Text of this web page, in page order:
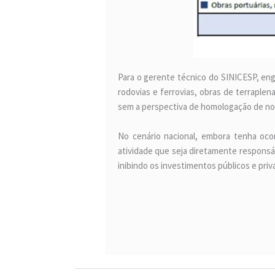
Para o gerente técnico do SINICESP,
rodovias e ferrovias, obras de
sem a perspectiva de homologação de
No cenário nacional, embora tenha
atividade que seja diretamente
inibindo os investimentos públicos e